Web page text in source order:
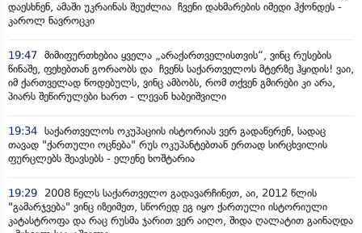
დაესხნენ, ამაში უკრაინას შეუძლია ჩვენი დახმარების იმედი ჰქონდეს -
კაროლ ნავროცკი
19:47 მიმიფურთხებია ყველა „არაქართველისთვის“, ვინც რუსების
წინაშე, ფეხებთან გორაობს და ჩვენს საქართველოს მტერზე ჰყიდის! ვაი,
იმ ქართველად წოდებულს, ვინც ამბობს, რომ თქვენ გმირები კი არა,
პიარს შეწირულები ხართ - ლევან ხაბეიშვილი
19:34 საქართველოს ოკუპაციის ისტორიას ვერ გადაწერენ, სადაც
თავად "ქართული ოცნება" რუს ოკუპანტებთან ერთად სირცხვილის
ფურცლებს შეავსებს - ელენე ხოშტარია
19:29
2008 წელს საქართველო გადავარჩინეთ, აი, 2012 წლის
"გამარჯვება" ვინც იზეიმეთ, სწორედ ეგ იყო ქართული ისტორიული
კატასტროფა და რაც რუსმა ჯარით ვერ აიღო, შიდა ღალატით გაინაღდა